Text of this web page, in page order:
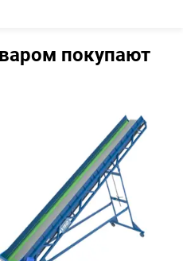
покупают